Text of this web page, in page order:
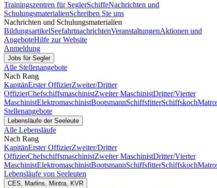
Trainingszentren für SeglerSchiffeNachrichten und
SchulungsmaterialienSchreiben Sie uns
Nachrichten und Schulungsmaterialien
BildungsartikelSeefahrtnachrichtenVeranstaltungenAktionen und
AngeboteHilfe zur Website
Anmeldung
Jobs für Segler
Alle Stellenangebote
Nach Rang
KapitänErster OffizierZweiter/Dritter
OffizierChefschiffsmaschinistZweiter MaschinistDritter/Vierter
MaschinistElektromaschinistBootsmannSchiffsfitterSchiffskoch
Stellenangebote
Lebensläufe der Seeleute
Alle Lebensläufe
Nach Rang
KapitänErster OffizierZweiter/Dritter
OffizierChefschiffsmaschinistZweiter MaschinistDritter/Vierter
MaschinistElektromaschinistBootsmannSchiffsfitterSchiffskoch
Lebensläufe von Seeleuten
CES, Marlins, Mintra, KVR